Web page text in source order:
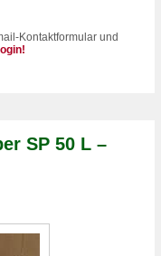
Kontaktformular und
SP 50 L –